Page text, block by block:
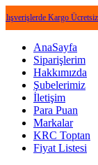
Kargo Ücretsiz! •
AnaSayfa
Siparişlerim
Hakkımızda
Şubelerimiz
İletişim
Para Puan
Markalar
KRC Toptan
Fiyat Listesi